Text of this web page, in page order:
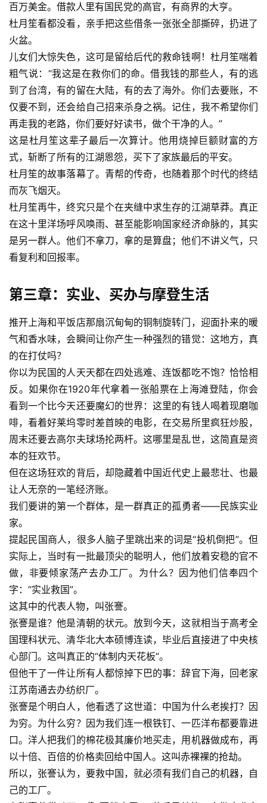
百万美金。借款人里有国民党的高官，有商界的大亨。
杜月笙看都没看，亲手把这些借条一张张全部撕碎，扔进了
火盆。
儿女们大惊失色，这可是留给后代的救命钱啊！杜月笙喘着
粗气说：“我这是在救你们的命。借我钱的那些人，有的逃
到了台湾，有的留在大陆，有的去了海外。你们去要账，不
仅要不到，还会给自己招来杀身之祸。记住，我不希望你们
再走我的老路，你们要好好读书，做个干净的人。”
这是杜月笙这辈子最后一次算计。他用烧掉巨额财富的方
式，斩断了所有的江湖恩怨，买下了家族最后的平安。
杜月笙的故事落幕了。青帮的传奇，也随着那个时代的终结
而灰飞烟灭。
杜月笙再牛，终究只是个在夹缝中求生存的江湖草莽。真正
在这十里洋场呼风唤雨、甚至能影响国家经济命脉的，其实
是另一群人。他们不拿刀，拿的是算盘；他们不讲义气，只
看复利和回报率。
第三章：实业、买办与摩登生活
推开上海和平饭店那扇沉甸甸的铜制旋转门，迎面扑来的暖
气和香水味，会瞬间让你产生一种强烈的错觉：这地方，真
的在打仗吗？
你以为民国的人天天都在四处逃难、连饭都吃不饱？恰恰相
反。如果你在1920年代拿着一张船票在上海滩登陆，你会
看到一个比今天还要魔幻的世界：这里的有钱人喝着现磨咖
啡，看着好莱坞零时差首映的电影，在交易所里疯狂炒股，
周末还要去高尔夫球场抡两杆。这哪里是乱世，这简直是资
本的狂欢节。
但在这场狂欢的背后，却隐藏着中国近代史上最悲壮、也最
让人无奈的一笔经济账。
我们要讲的第一个群体，是一群真正的孤勇者——民族实业
家。
提起民国商人，很多人脑子里跳出来的词是“投机倒把”。但
实际上，当时有一批最顶尖的聪明人，他们放着安稳的官不
做，非要倾家荡产去办工厂。为什么？因为他们信奉四个
字：“实业救国”。
这其中的代表人物，叫张謇。
张謇是谁？他是清朝的状元。放到今天，这就相当于高考全
国理科状元、清华北大本硕博连读，毕业后直接进了中央核
心部门。这叫真正的“体制内天花板”。
但他干了一件让所有人都惊掉下巴的事：辞官下海，回老家
江苏南通去办纺织厂。
张謇是个明白人，他看透了这世道：中国为什么老挨打？因
为穷。为什么穷？因为我们连一根铁钉、一匹洋布都要靠进
口。洋人把我们的棉花极其廉价地买走，用机器做成布，再
以十倍、百倍的价格卖回给中国人。这叫赤裸裸的抢劫。
所以，张謇认为，要救中国，就必须有我们自己的机器，自
己的工厂。